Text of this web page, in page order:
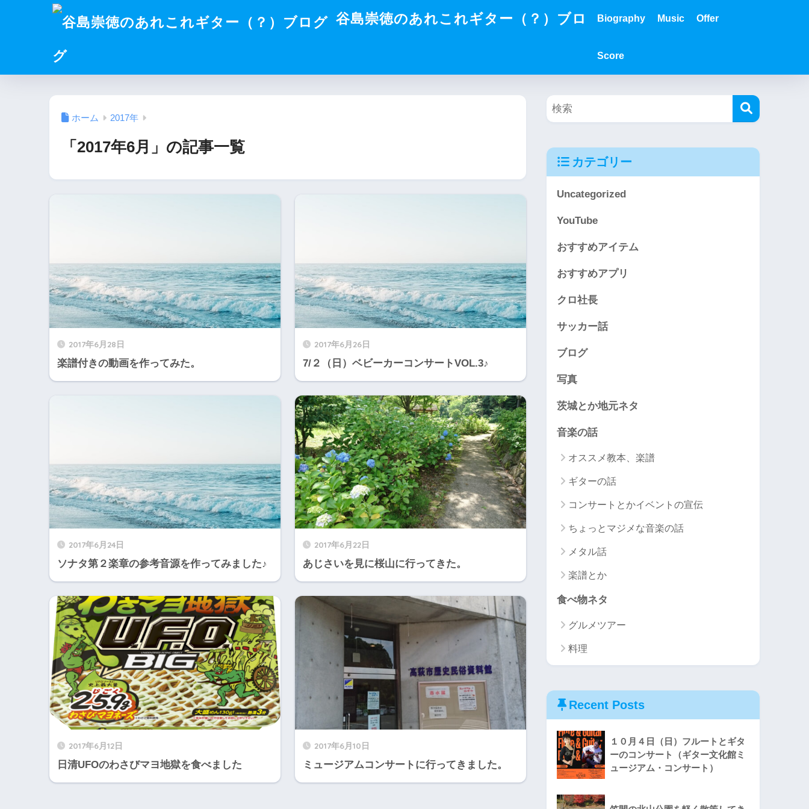
谷島崇徳のあれこれギター（？）ブロ
グ
Biography Music Offer
Score
ホーム 2017年
「2017年6月」の記事一覧
2017年6月28日
楽譜付きの動画を作ってみた。
2017年6月26日
7/２（日）ベビーカーコンサートVOL.3♪
2017年6月24日
ソナタ第２楽章の参考音源を作ってみました♪
2017年6月22日
あじさいを見に桜山に行ってきた。
2017年6月12日
日清UFOのわさびマヨ地獄を食べました
2017年6月10日
ミュージアムコンサートに行ってきました。
カテゴリー
Uncategorized
YouTube
おすすめアイテム
おすすめアプリ
クロ社長
サッカー話
ブログ
写真
茨城とか地元ネタ
音楽の話
オススメ教本、楽譜
ギターの話
コンサートとかイベントの宣伝
ちょっとマジメな音楽の話
メタル話
楽譜とか
食べ物ネタ
グルメツアー
料理
Recent Posts
１０月４日（日）フルートとギタ
ーのコンサート（ギター文化館ミ
ュージアム・コンサート）